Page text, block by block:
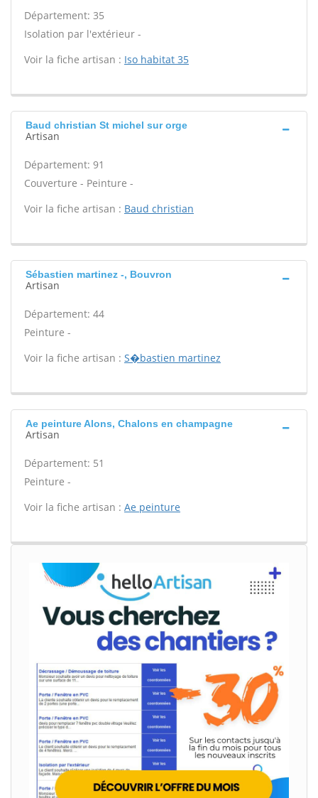
Département: 35
Isolation par l'extérieur -
Voir la fiche artisan : Iso habitat 35
Baud christian St michel sur orge
Artisan
Département: 91
Couverture - Peinture -
Voir la fiche artisan : Baud christian
Sébastien martinez -, Bouvron
Artisan
Département: 44
Peinture -
Voir la fiche artisan : S�bastien martinez
Ae peinture Alons, Chalons en champagne
Artisan
Département: 51
Peinture -
Voir la fiche artisan : Ae peinture